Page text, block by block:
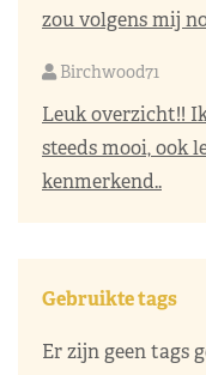
zou volgens mij
Birchwood71
Leuk overzicht!!
steeds mooi, ook
kenmerkend..
Gebruikte tags
Er zijn geen tags